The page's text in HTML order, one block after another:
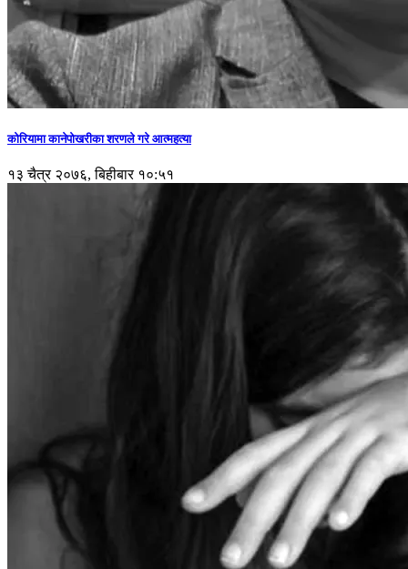
कोरियामा कानेपोखरीका शरणले गरे आत्महत्या
१३ चैत्र २०७६, बिहीबार १०:५१